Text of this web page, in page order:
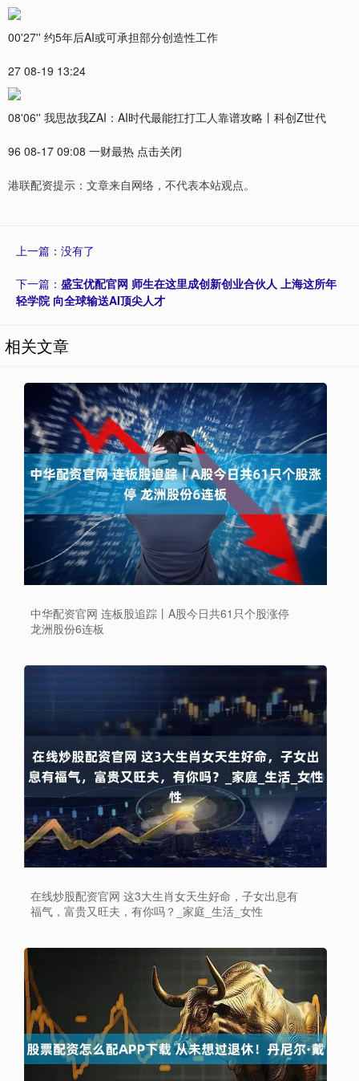
00'27'' 约5年后AI或可承担部分创造性工作
27 08-19 13:24
08'06'' 我思故我ZAI：AI时代最能扛打工人靠谱攻略丨科创Z世代
96 08-17 09:08 一财最热 点击关闭
港联配资提示：文章来自网络，不代表本站观点。
上一篇：没有了
下一篇： 盛宝优配官网 师生在这里成创新创业合伙人 上海这所年
轻学院 向全球输送AI顶尖人才
相关文章
中华配资官网 连板股追踪丨A股今日共61只个股涨停
龙洲股份6连板
在线炒股配资官网 这3大生肖女天生好命，子女出息有
福气，富贵又旺夫，有你吗？_家庭_生活_女性